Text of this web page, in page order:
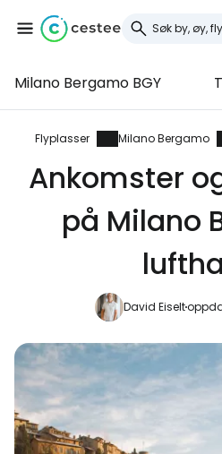
Milano Bergamo BGY
Flyplasser Milano Bergamo
Ankomster
på Milano
David Eiselt
Logg inn
... det
Fortsett
Fortsett